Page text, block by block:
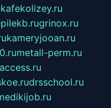
kafekolizey.ru
grinox.ru
kameryjooan.ru
metall-perm.ru
drsschool.ru